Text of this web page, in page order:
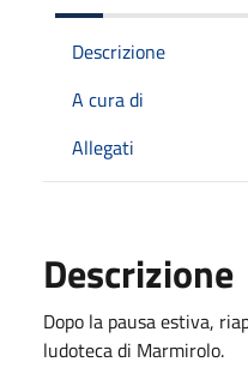
Descrizione
A cura di
Allegati
Descrizione
Dopo la pausa estiva,
ludoteca di Marmirolo.